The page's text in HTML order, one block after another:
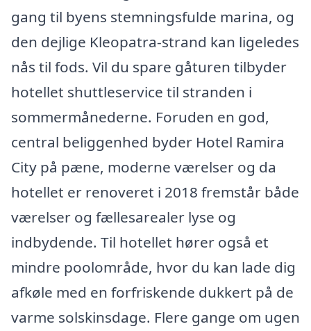
gang til byens stemningsfulde marina, og
den dejlige Kleopatra-strand kan ligeledes
nås til fods. Vil du spare gåturen tilbyder
hotellet shuttleservice til stranden i
sommermånederne. Foruden en god,
central beliggenhed byder Hotel Ramira
City på pæne, moderne værelser og da
hotellet er renoveret i 2018 fremstår både
værelser og fællesarealer lyse og
indbydende. Til hotellet hører også et
mindre poolområde, hvor du kan lade dig
afkøle med en forfriskende dukkert på de
varme solskinsdage. Flere gange om ugen